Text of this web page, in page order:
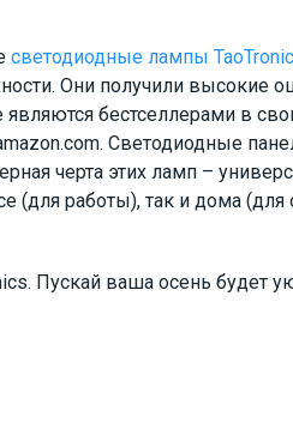
светодиодные лампы
Они получили высокие
бестселлерами в
Светодиодные
черта этих ламп –
(для работы), так и дома (для
Пускай ваша осень будет